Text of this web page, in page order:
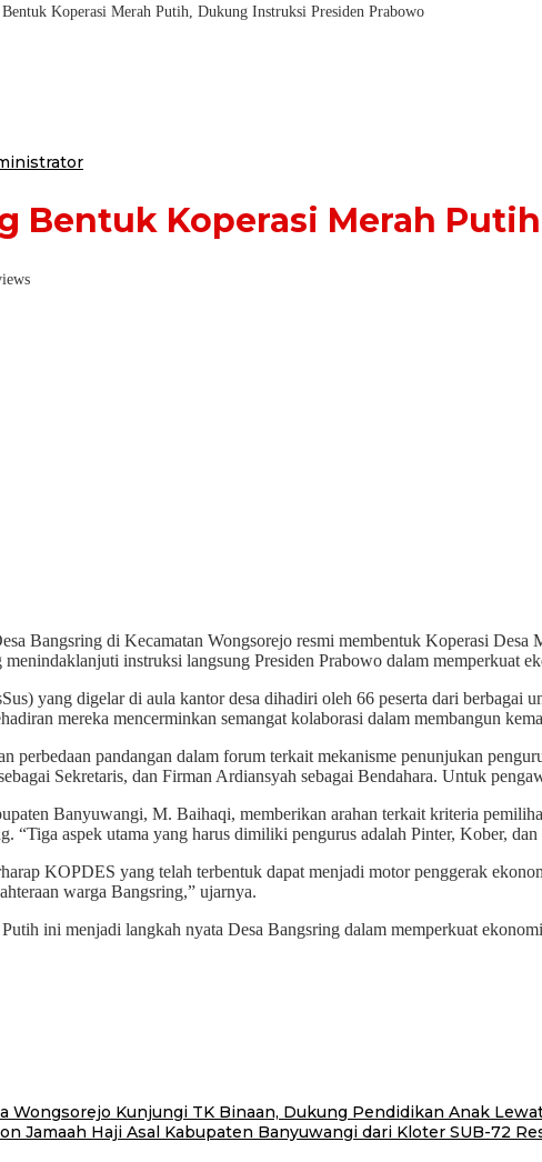
Bentuk Koperasi Merah Putih, Dukung Instruksi Presiden Prabowo
Bentuk Koperasi Merah
Bangsring di Kecamatan Wongsorejo resmi membentuk Koperasi
instruksi langsung Presiden Prabowo dalam memperkuat
yang digelar di aula kantor desa dihadiri oleh 66 peserta dari berbagai
mereka mencerminkan semangat kolaborasi dalam membangun
perbedaan pandangan dalam forum terkait mekanisme penunjukan
Sekretaris, dan Firman Ardiansyah sebagai Bendahara. Untuk
Banyuwangi, M. Baihaqi, memberikan arahan terkait kriteria
“Tiga aspek utama yang harus dimiliki pengurus adalah Pinter, Kober, dan
KOPDES yang telah terbentuk dapat menjadi motor penggerak
warga Bangsring,” ujarnya.
ini menjadi langkah nyata Desa Bangsring dalam memperkuat
Wongsorejo Kunjungi TK Binaan, Dukung Pendidikan Anak
Jamaah Haji Asal Kabupaten Banyuwangi dari Kloter SUB-72